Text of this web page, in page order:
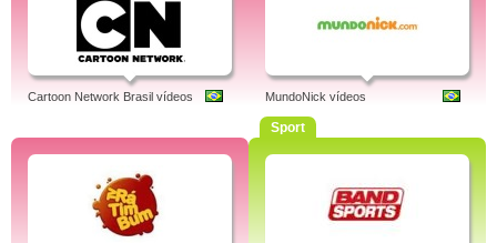
Cartoon Network Brasil vídeos MundoNick vídeos
Sport